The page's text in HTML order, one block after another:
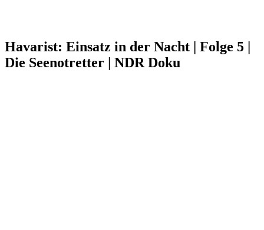
Havarist: Einsatz in der Nacht | Folge 5 |
Die Seenotretter | NDR Doku